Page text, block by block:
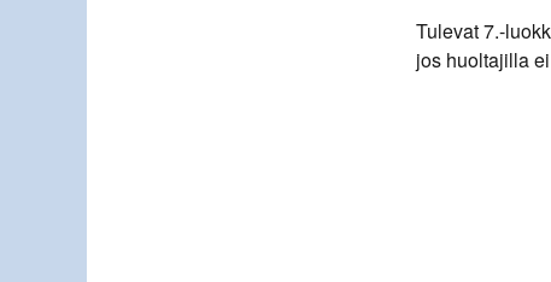
Tulevat 7.-
jos huoltajilla